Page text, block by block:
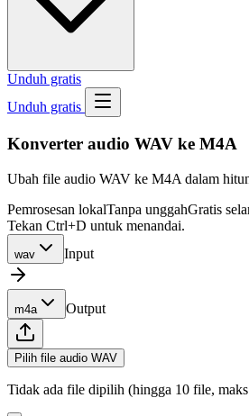
Unduh gratis
Unduh gratis
Konverter audio WAV ke M4A
Ubah file audio WAV ke M4A dalam
Pemrosesan lokalTanpa unggahGratis
Tekan Ctrl+D untuk menandai.
wav Input
m4a Output
Pilih file audio WAV
Tidak ada file dipilih (hingga 10 file,